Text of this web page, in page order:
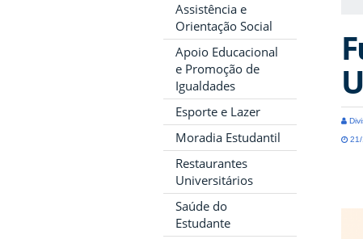
Assistência e
Orientação Social
Apoio Educacional
e Promoção de
Igualdades
Esporte e Lazer
Moradia Estudantil
Restaurantes
Universitários
Saúde do
Estudante